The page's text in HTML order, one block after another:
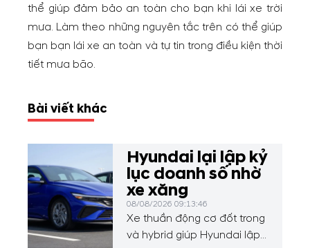
thể giúp đảm bảo an toàn cho bạn khi lái xe trời
mưa. Làm theo những nguyên tắc trên có thể giúp
bạn bạn lái xe an toàn và tự tin trong điều kiện thời
tiết mưa bão.
Bài viết khác
Hyundai lại lập kỷ
lục doanh số nhờ
xe xăng
08/08/2026 09:13:46
Xe thuần động cơ đốt trong
và hybrid giúp Hyundai lập